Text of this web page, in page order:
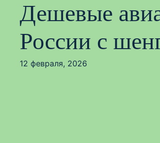
Дешевые
России с
12 февраля, 2026